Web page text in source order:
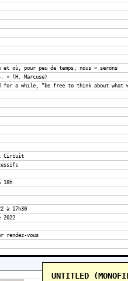
et où, pour peu de temps, nous « serons
» (H. Marcuse)
for a while, “be free to think about what
Circuit
18h
à 17h30
2022
rendez-vous
UNTITLED